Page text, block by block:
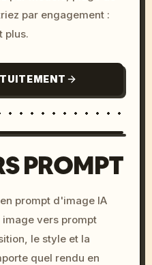
par engagement :
plus.
c, cyberpunk sunset, neon
colors, 8k --v 6.0
PROMPT
prompt d'image IA
vers prompt
le style et la
quel rendu en